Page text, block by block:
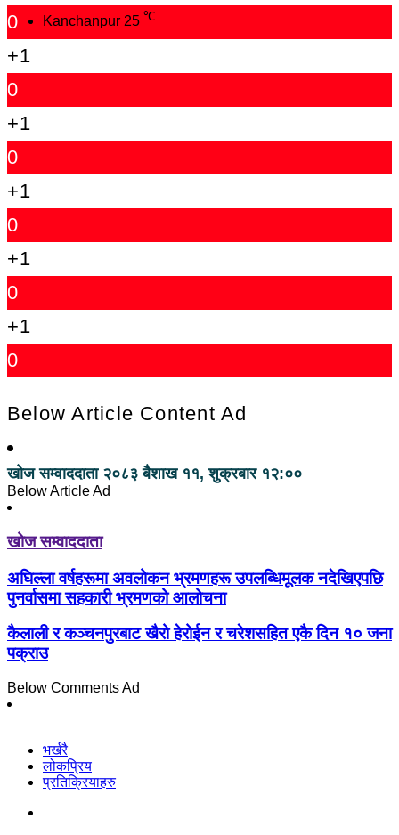
Kanchanpur 25 ℃
0
+1
0
+1
0
+1
0
+1
0
+1
0
Below Article Content Ad
खोज सम्वाददाता २०८३ बैशाख ११, शुक्रबार १२:००
Below Article Ad
खोज सम्वाददाता
अघिल्ला वर्षहरूमा अवलोकन भ्रमणहरू उपलब्धिमूलक नदेखिएपछि
पुनर्वासमा सहकारी भ्रमणको आलोचना
कैलाली र कञ्चनपुरबाट खैरो हेरोईन र चरेशसहित एकै दिन १० जना
पक्राउ
Below Comments Ad
भर्खरै
लोकप्रिय
प्रतिक्रियाहरु